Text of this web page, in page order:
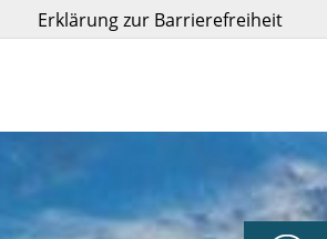
Erklärung zur Barrierefreiheit